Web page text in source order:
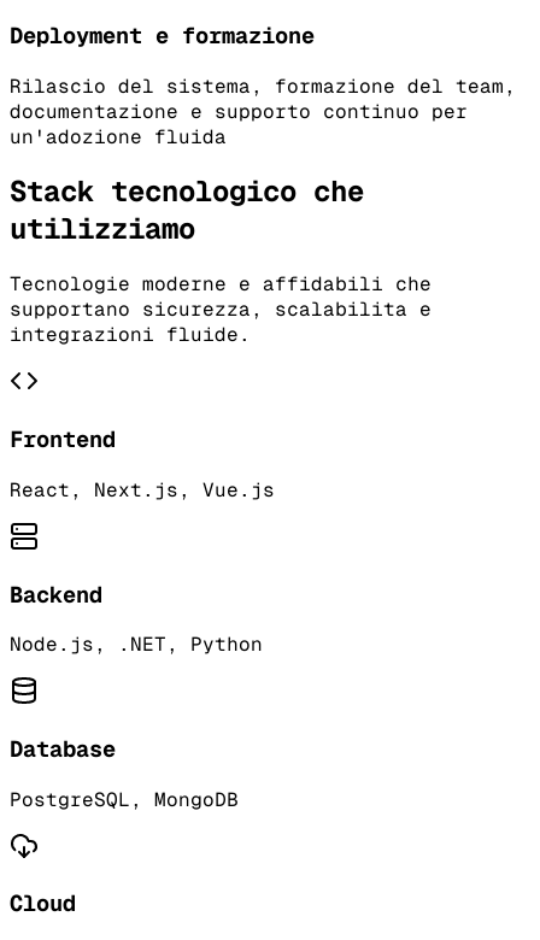
Deployment e formazione
Rilascio del sistema, formazione del team,
documentazione e supporto continuo per
un'adozione fluida
Stack tecnologico che
utilizziamo
Tecnologie moderne e affidabili che
supportano sicurezza, scalabilita e
integrazioni fluide.
Frontend
React, Next.js, Vue.js
Backend
Node.js, .NET, Python
Database
PostgreSQL, MongoDB
Cloud